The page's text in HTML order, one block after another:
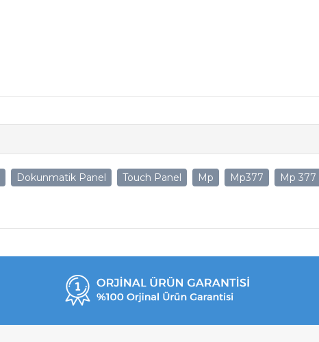
Dokunmatik Panel Touch Panel Mp Mp377 Mp 377